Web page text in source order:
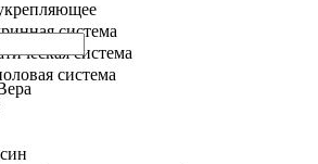
система
система
система